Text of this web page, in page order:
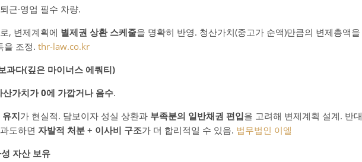
근·영업 필수 차량.
, 변제계획에 별제권 상환 스케줄을 명확히 반영. 청산가치(중고가 순액)만큼의 변제총액을
을 조정. thr-law.co.kr
과다(깊은 마이너스 에쿼티)
산가치가 0에 가깝거나 음수.
유지가 현실적. 담보이자 성실 상환과 부족분의 일반채권 편입을 고려해 변제계획 설계. 반대
도하면 자발적 처분 + 이사비 구조가 더 합리적일 수 있음. 법무법인 이엘
자산 보유